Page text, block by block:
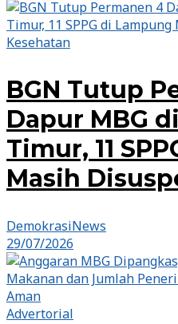
Kesehatan
BGN Tutup
Dapur MBG
Timur, 11
Masih
DemokrasiNews
29/07/2026
Advertorial